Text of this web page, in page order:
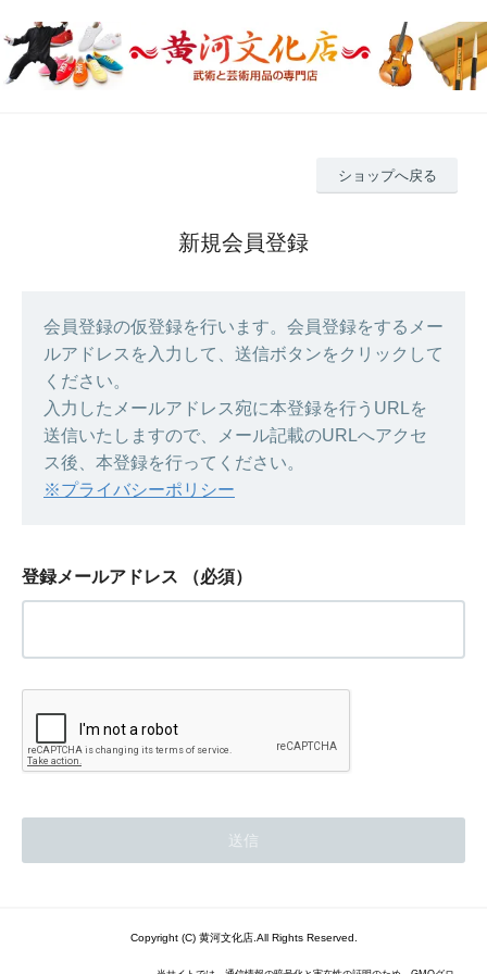
ショップへ戻る
新規会員登録
会員登録の仮登録を行います。会員登録をするメー
ルアドレスを入力して、送信ボタンをクリックして
ください。
入力したメールアドレス宛に本登録を行うURLを
送信いたしますので、メール記載のURLへアクセ
ス後、本登録を行ってください。
※プライバシーポリシー
登録メールアドレス （必須）
Copyright (C) 黄河文化店.All Rights Reserved.